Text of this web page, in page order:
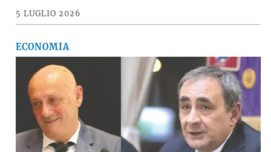
5 LUGLIO 2026
ECONOMIA